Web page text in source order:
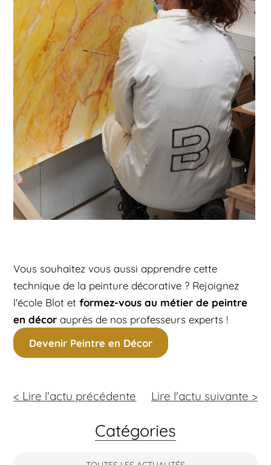
Vous souhaitez vous aussi apprendre cette
technique de la peinture décorative ? Rejoignez
l'école Blot etformez-vous au métier de peintre
en décor auprès de nos professeurs experts !​
Devenir Peintre en Décor
< Lire l'actu précédente Lire l'actu suivante >
Catégories